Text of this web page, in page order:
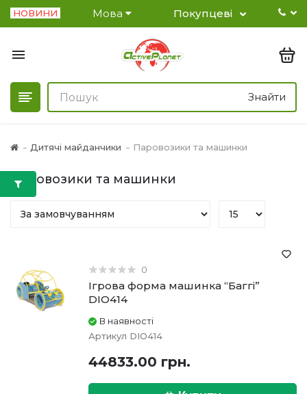
НОВИНИ Мова Покупцеві
Знайти
Дитячі майданчики Паровозики та машинки
Паровозики та машинки
0
Ігрова форма машинка “Баггі”
DIO414
В наявності
Артикул DIO414
44833.00 грн.